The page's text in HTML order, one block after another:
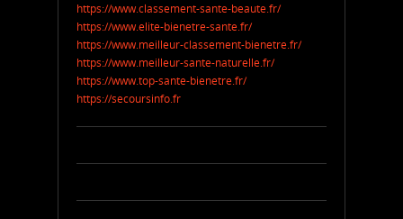
https://www.classement-sante-beaute.fr/
https://www.elite-bienetre-sante.fr/
https://www.meilleur-classement-bienetre.fr/
https://www.meilleur-sante-naturelle.fr/
https://www.top-sante-bienetre.fr/
https://secoursinfo.fr